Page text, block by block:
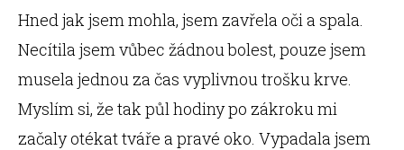
Hned jak jsem mohla, jsem zavřela oči a spala.
Necítila jsem vůbec žádnou bolest, pouze jsem
musela jednou za čas vyplivnou trošku krve.
Myslím si, že tak půl hodiny po zákroku mi
začaly otékat tváře a pravé oko. Vypadala jsem